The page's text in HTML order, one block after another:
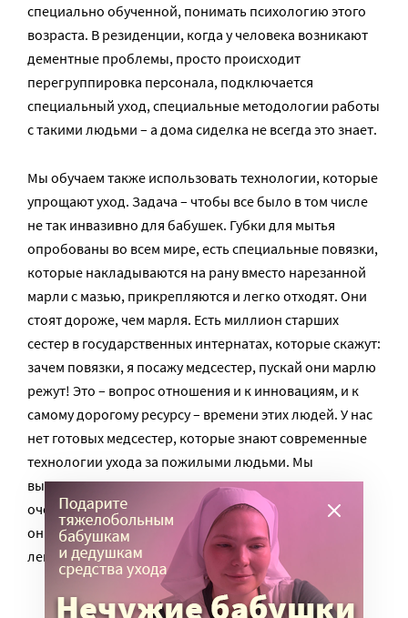
специально обученной, понимать психологию этого
возраста. В резиденции, когда у человека возникают
дементные проблемы, просто происходит
перегруппировка персонала, подключается
специальный уход, специальные методологии работы
с такими людьми – а дома сиделка не всегда это знает.
Мы обучаем также использовать технологии, которые
упрощают уход. Задача – чтобы все было в том числе
не так инвазивно для бабушек. Губки для мытья
опробованы во всем мире, есть специальные повязки,
которые накладываются на рану вместо нарезанной
марли с мазью, прикрепляются и легко отходят. Они
стоят дороже, чем марля. Есть миллион старших
сестер в государственных интернатах, которые скажут:
зачем повязки, я посажу медсестер, пускай они марлю
режут! Это – вопрос отношения и к инновациям, и к
самому дорогому ресурсу – времени этих людей. У нас
нет готовых медсестер, которые знают современные
технологии ухода за пожилыми людьми. Мы
вынуждены учить. Кто-то готов учиться, а кто-то не
очень, но мы можем отвезти делегацию в Израиль,
они увидят, как нужно, попробуют, поймут, что так
легче, и будут внедрять это в России.